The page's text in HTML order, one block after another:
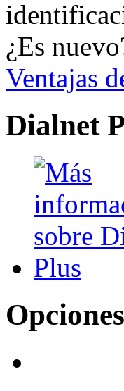
¿Es
Ventajas
Dialnet